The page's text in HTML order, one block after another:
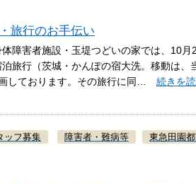
旅行のお手伝い
障害者施設・玉堤つどいの家では、10月
泊旅行（茨城・かんぽの宿大洗。移動は
しております。その旅行に同… 続きを
ッフ募集 障害者・難病等 東急田園